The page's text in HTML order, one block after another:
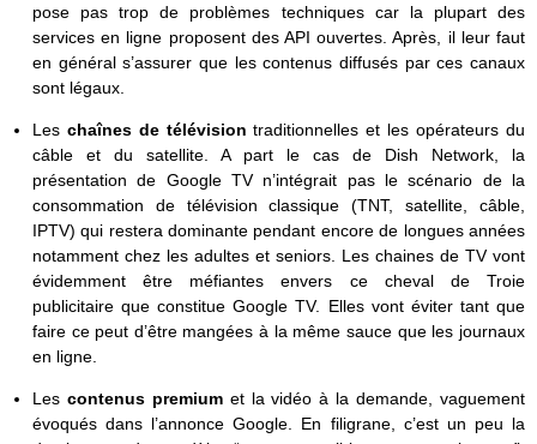
pose pas trop de problèmes techniques car la plupart des
services en ligne proposent des API ouvertes. Après, il leur faut
en général s’assurer que les contenus diffusés par ces canaux
sont légaux.
Les chaînes de télévisiontraditionnelles et les opérateurs du
câble et du satellite. A part le cas de Dish Network, la
présentation de Google TV n’intégrait pas le scénario de la
consommation de télévision classique (TNT, satellite, câble,
IPTV) qui restera dominante pendant encore de longues années
notamment chez les adultes et seniors. Les chaines de TV vont
évidemment être méfiantes envers ce cheval de Troie
publicitaire que constitue Google TV. Elles vont éviter tant que
faire ce peut d’être mangées à la même sauce que les journaux
en ligne.
Les contenus premium et la vidéo à la demande, vaguement
évoqués dans l’annonce Google. En filigrane, c’est un peu la